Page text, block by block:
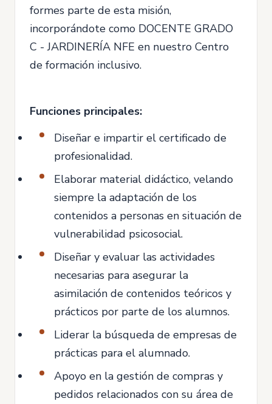
formes parte de esta misión,
incorporándote como DOCENTE GRADO
C - JARDINERÍA NFE en nuestro Centro
de formación inclusivo.
Funciones principales:
Diseñar e impartir el certificado de
profesionalidad.
Elaborar material didáctico, velando
siempre la adaptación de los
contenidos a personas en situación de
vulnerabilidad psicosocial.
Diseñar y evaluar las actividades
necesarias para asegurar la
asimilación de contenidos teóricos y
prácticos por parte de los alumnos.
Liderar la búsqueda de empresas de
prácticas para el alumnado.
Apoyo en la gestión de compras y
pedidos relacionados con su área de